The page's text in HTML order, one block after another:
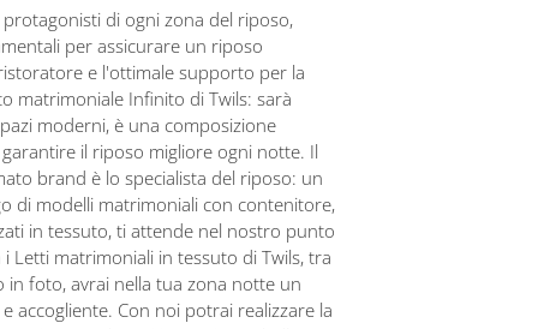
di ogni zona del riposo,
per assicurare un riposo
e l'ottimale supporto per la
matrimoniale Infinito di Twils: sarà
moderni, è una composizione
il riposo migliore ogni notte. Il
brand è lo specialista del riposo: un
di modelli matrimoniali con contenitore,
in tessuto, ti attende nel nostro punto
i Letti matrimoniali in tessuto di Twils, tra
in foto, avrai nella tua zona notte un
accogliente. Con noi potrai realizzare la